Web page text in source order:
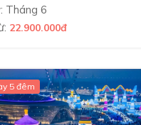
Tháng 6
22.900.000đ
5 đêm